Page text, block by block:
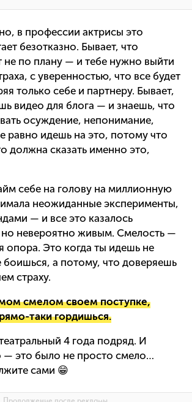
в профессии актрисы это
безотказно. Бывает, что
не по плану — и тебе нужно выйти
с уверенностью, что все будет
только себе и партнеру. Бывает,
видео для блога — и знаешь, что
осуждение, непонимание,
равно идешь на это, потому что
должна сказать именно это,
себе на голову на миллионную
неожиданные эксперименты,
— и все это казалось
невероятно живым. Смелость —
опора. Это когда ты идешь не
боишься, а потому, что доверяешь
страху.
смелом своем поступке,
таки гордишься.
4 года подряд. И
— это было не просто смело…
сами 😁